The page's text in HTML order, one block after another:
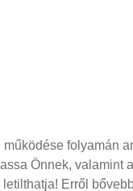
folyamán
Önnek, valamint
Erről